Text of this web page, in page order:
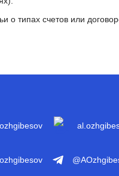
о типах счетов или